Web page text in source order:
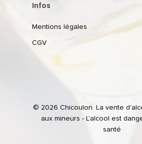
Infos
Mentions légales
CGV
© 2026 Chicoulon. La vente
aux mineurs - L'alcool est
santé